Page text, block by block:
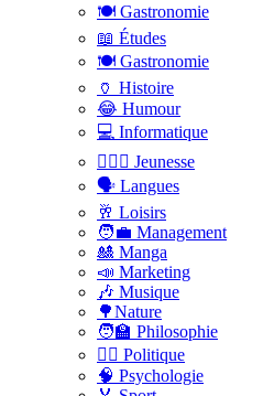
🍽️ Gastronomie
📖 Études
🍽️ Gastronomie
🏺 Histoire
😂 Humour
💻 Informatique
🤸🏽‍♀️ Jeunesse
🗣 Langues
🥂 Loisirs
🧑‍💼 Management
🎎 Manga
📣 Marketing
🎶 Musique
🌳Nature
🧑‍🏫 Philosophie
👨‍⚖️ Politique
🧠 Psychologie